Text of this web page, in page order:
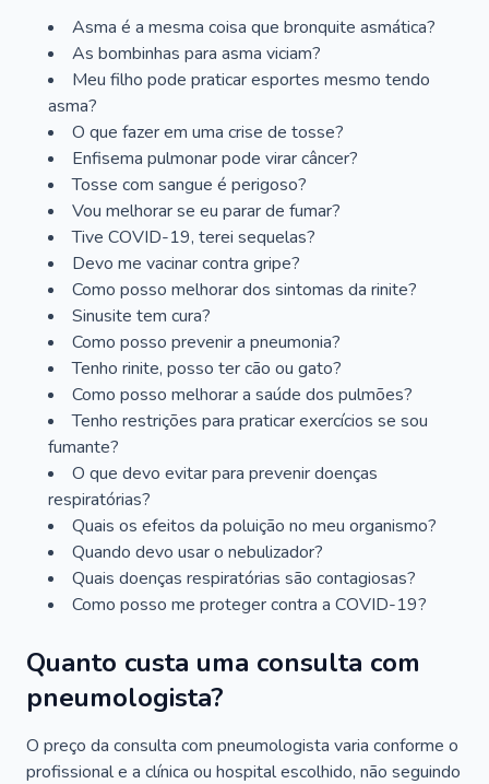
Asma é a mesma coisa que bronquite asmática?
As bombinhas para asma viciam?
Meu filho pode praticar esportes mesmo tendo
asma?
O que fazer em uma crise de tosse?
Enfisema pulmonar pode virar câncer?
Tosse com sangue é perigoso?
Vou melhorar se eu parar de fumar?
Tive COVID-19, terei sequelas?
Devo me vacinar contra gripe?
Como posso melhorar dos sintomas da rinite?
Sinusite tem cura?
Como posso prevenir a pneumonia?
Tenho rinite, posso ter cão ou gato?
Como posso melhorar a saúde dos pulmões?
Tenho restrições para praticar exercícios se sou
fumante?
O que devo evitar para prevenir doenças
respiratórias?
Quais os efeitos da poluição no meu organismo?
Quando devo usar o nebulizador?
Quais doenças respiratórias são contagiosas?
Como posso me proteger contra a COVID-19?
Quanto custa uma consulta com
pneumologista?
O preço da consulta com pneumologista varia conforme o
profissional e a clínica ou hospital escolhido, não seguindo